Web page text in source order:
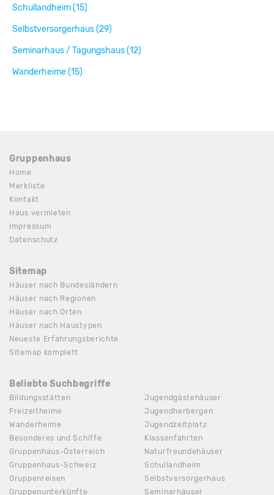
Schullandheim (15)
Selbstversorgerhaus (29)
Seminarhaus / Tagungshaus (12)
Wanderheime (15)
Gruppenhaus
Home
Merkliste
Kontakt
Haus vermieten
Impressum
Datenschutz
Sitemap
Häuser nach Bundesländern
Häuser nach Regionen
Häuser nach Orten
Häuser nach Haustypen
Neueste Erfahrungsberichte
Sitemap komplett
Beliebte Suchbegriffe
Bildungsstätten
Freizeitheime
Wanderheime
Besonderes und Schiffe
Gruppenhaus-Österreich
Gruppenhaus-Schweiz
Gruppenreisen
Gruppenunterkünfte
Jugendgästehäuser
Jugendherbergen
Jugendzeltplatz
Klassenfahrten
Naturfreundehäuser
Schullandheim
Selbstversorgerhaus
Seminarhäuser